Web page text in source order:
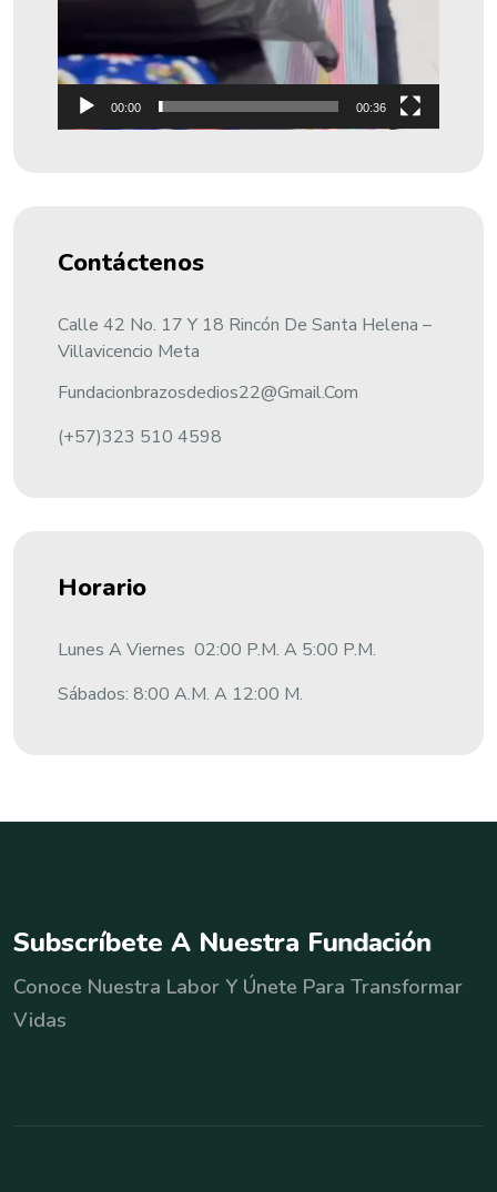
00:00 00:36
Contáctenos
Calle 42 No. 17 Y 18 Rincón De Santa Helena –
Villavicencio Meta
Fundacionbrazosdedios22@gmail.com
(+57)323 510 4598
Horario
Lunes A Viernes 02:00 P.m. A 5:00 P.m.
Sábados: 8:00 A.m. A 12:00 M.
Subscríbete A Nuestra Fundación
Conoce Nuestra Labor Y Únete Para Transformar
Vidas